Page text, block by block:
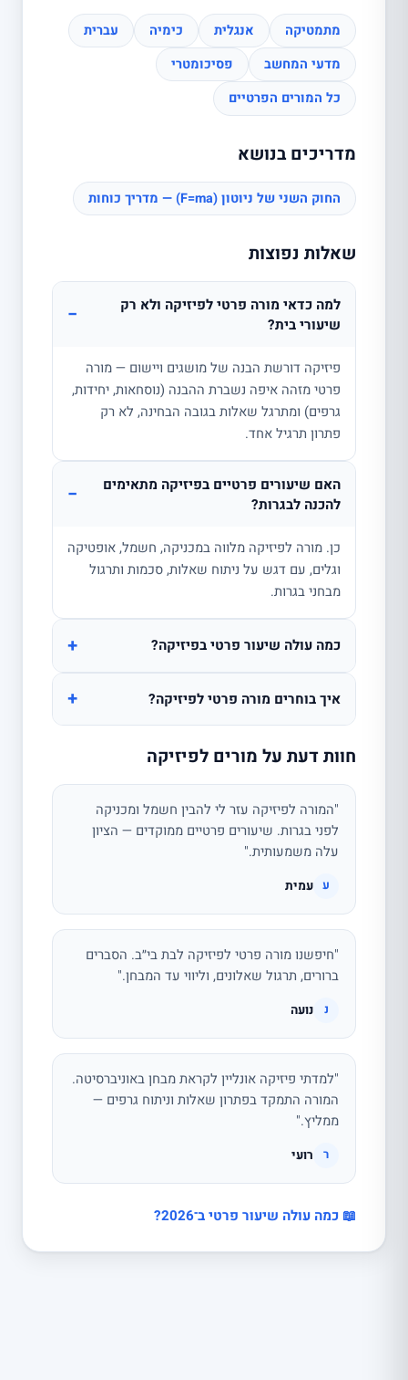
מתמטיקה אנגלית כימיה
עברית
מדעי המחשב
פסיכומטרי
כל המורים הפרטיים
מדריכים בנושא
החוק השני של ניוטון (F=ma) — מדריך כוחות
שאלות נפוצות
למה כדאי מורה פרטי לפיזיקה ולא רק
שיעורי בית?
−
פיזיקה דורשת הבנה של מושגים ויישום — מורה
פרטי מזהה איפה נשברת ההבנה (נוסחאות, יחידות,
גרפים) ומתרגל שאלות בגובה הבחינה, לא רק
פתרון תרגיל אחד.
האם שיעורים פרטיים בפיזיקה מתאימים
להכנה לבגרות?
−
כן. מורה לפיזיקה מלווה במכניקה, חשמל, אופטיקה
וגלים, עם דגש על ניתוח שאלות, סכמות ותרגול
מבחני בגרות.
כמה עולה שיעור פרטי בפיזיקה? +
איך בוחרים מורה פרטי לפיזיקה? +
חוות דעת על מורים לפיזיקה
"המורה לפיזיקה עזר לי להבין חשמל ומכניקה
לפני בגרות. שיעורים פרטיים ממוקדים — הציון
עלה משמעותית."
ע עמית
"חיפשנו מורה פרטי לפיזיקה לבת בי״ב. הסברים
ברורים, תרגול שאלונים, וליווי עד המבחן."
נ נועה
"למדתי פיזיקה אונליין לקראת מבחן באוניברסיטה.
המורה התמקד בפתרון שאלות וניתוח גרפים —
ממליץ."
ר רועי
📖 כמה עולה שיעור פרטי ב־2026?